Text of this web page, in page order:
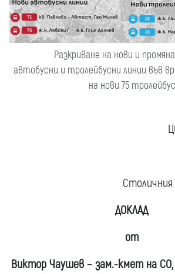
Разкриване на нови и
автобусни и тролейбусни линии във
на нови 75
ДОКЛАД
от
Виктор Чаушев – зам.-кмет на СО,